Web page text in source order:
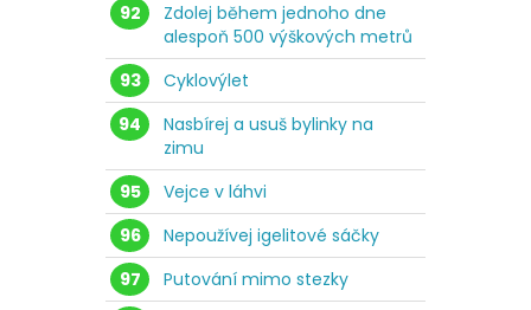
92
Zdolej během jednoho dne
alespoň 500 výškových metrů
93
Cyklovýlet
94
Nasbírej a usuš bylinky na
zimu
95
Vejce v láhvi
96
Nepoužívej igelitové sáčky
97
Putování mimo stezky